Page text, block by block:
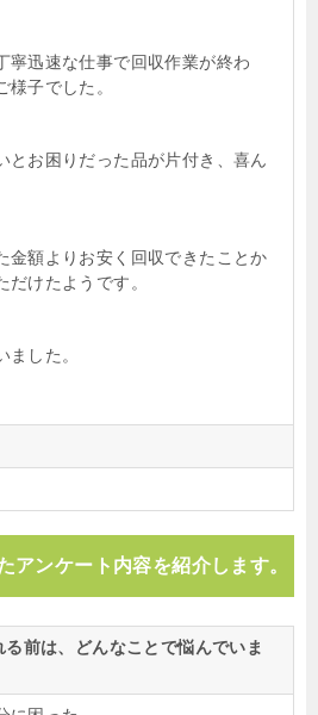
寧迅速な仕事で回収作業が終わ
様子でした。
とお困りだった品が片付き、喜ん
金額よりお安く回収できたことか
だけたようです。
した。
アンケート内容を紹介します。
前は、どんなことで悩んでいま